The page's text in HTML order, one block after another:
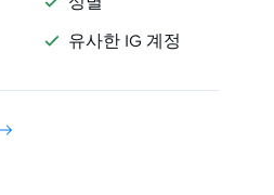
 유사한 IG 계정